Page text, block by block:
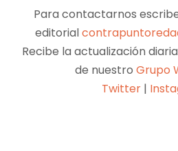
Para contactarnos
editorial
Recibe la actualización
de nuestro Grupo
Twitter |